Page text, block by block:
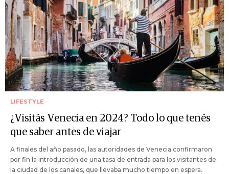
LIFESTYLE
¿Visitás Venecia en 2024? Todo lo que tenés
que saber antes de viajar
A finales del año pasado, las autoridades de Venecia confirmaron
por fin la introducción de una tasa de entrada para los visitantes de
la ciudad de los canales, que llevaba mucho tiempo en espera.